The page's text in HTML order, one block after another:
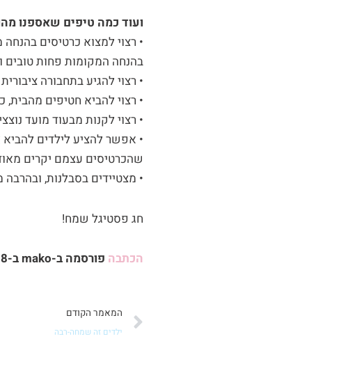
ועוד כמה טיפים שאספנו
• רצוי למצוא כרטיסים
בהנחה המקומות פחות טובים
• רצוי להגיע בתחבורה
• רצוי להביא חטיפים מהבית,
• רצוי לקנות מבעוד מועד
• אפשר להציע לילדים
שהכרטיסים עצמם יקרים
• מצטיידים בסבלנות, ובהרבה
חג פסטיגל שמח!
הכתבה פורסמה ב-mako ב-27.11.2018
קודם
המאמר הקודם
ילדים זה שמחה-רבה